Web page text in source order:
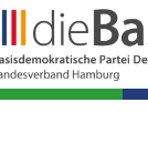
Zum
Inhalt
springen